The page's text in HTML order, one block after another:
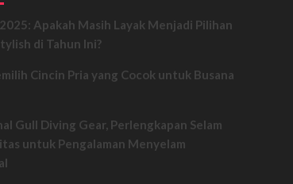
Apakah Masih Layak Menjadi Pilihan
di Tahun Ini?
Cincin Pria yang Cocok untuk Busana
Gull Diving Gear, Perlengkapan Selam
untuk Pengalaman Menyelam